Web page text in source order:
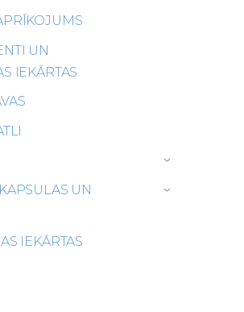
UN
IEKĀRTAS
›
UN
›
IEKĀRTAS